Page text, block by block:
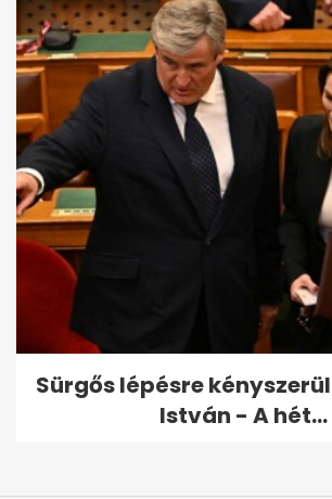
Sürgős lépésre
István - A hét...